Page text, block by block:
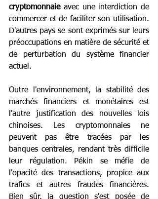
cryptomonnaie avec une interdiction de
commercer et de faciliter son utilisation.
D'autres pays se sont exprimés sur leurs
préoccupations en matière de sécurité et
de perturbation du système financier
actuel.
Outre l'environnement, la stabilité des
marchés financiers et monétaires est
l'autre justification des nouvelles lois
chinoises. Les cryptomonnaies ne
peuvent pas être tracées par les
banques centrales, rendant très difficile
leur régulation. Pékin se méfie de
l'opacité des transactions, propice aux
trafics et autres fraudes financières.
Bien sûr, la question s'est posée de